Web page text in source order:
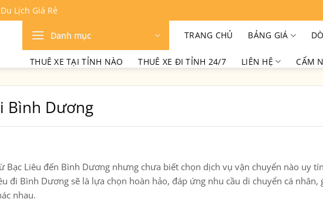
Lịch Giá Rẻ
Danh mục TRANG CHỦ BẢNG GIÁ
THUÊ XE TẠI TỈNH NÀO THUÊ XE ĐI TỈNH 24/7 LIÊN HỆ CẨM
Bình Dương
Bạc Liêu đến Bình Dương nhưng chưa biết chọn dịch vụ vận chuyển nào uy
đi Bình Dương sẽ là lựa chọn hoàn hảo, đáp ứng nhu cầu di chuyển cá nhân,
nhau.